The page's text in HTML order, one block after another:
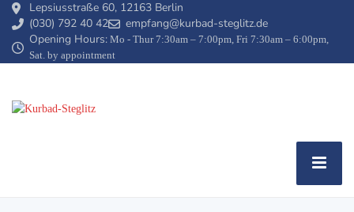
Lepsiusstraße 60, 12163 Berlin
(030) 792 40 42
empfang@kurbad-steglitz.de
Opening Hours: Mo - Thur 7:30am – 7:00pm, Fri 7:30am – 6:00pm,
Sat. by appointment